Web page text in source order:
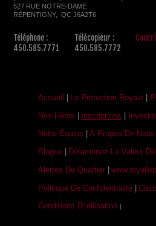
527 RUE NOTRE-DAME
REPENTIGNY, QC J6A2T6
Téléphone :
450.585.7771
Télécopieur :
450.585.7772
Accueil La Protection Royale
Nos Héros | Inscriptions |
Notre Équipe
À Propos De Nous
Blogue
Déterminez La Valeur
Alertes De Quartier
Politique De Confidentialité |
Conditions D'utilisation